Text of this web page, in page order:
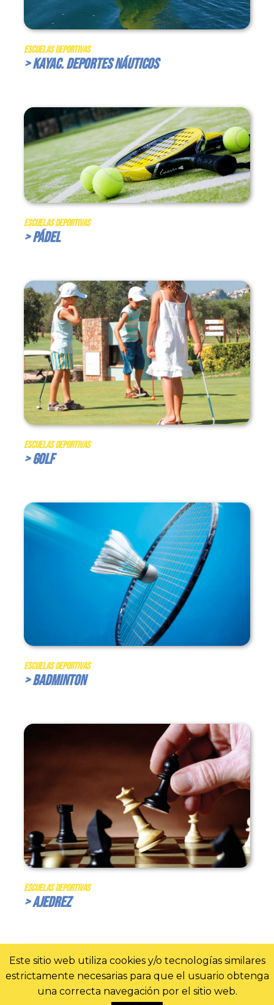
Escuelas Deportivas
> Kayac. Deportes Náuticos
Escuelas Deportivas
> Pádel
Escuelas Deportivas
> Golf
Escuelas Deportivas
> Badminton
Escuelas Deportivas
> Ajedrez
Este sitio web utiliza cookies y/o tecnologías similares
estrictamente necesarias para que el usuario obtenga
una correcta navegación por el sitio web.